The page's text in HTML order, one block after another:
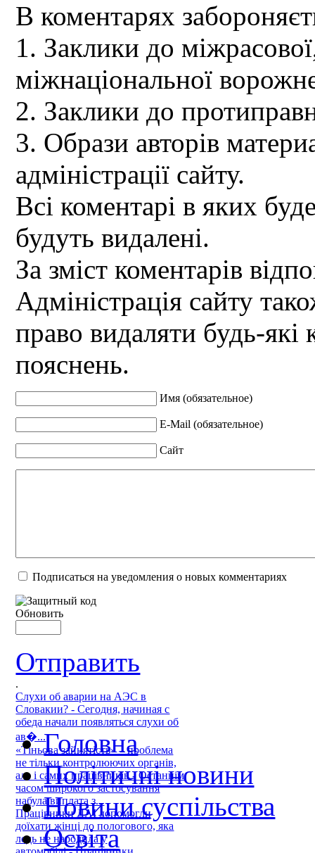
В коментарях
1. Заклики до
міжнаціональної
2. Заклики до
3. Образи авторів
адміністрації сайту.
Всі коментарі в яких
будуть видалені.
За зміст коментарів
Адміністрація сайту
право видаляти будь-які
пояснень.
Имя (обязательное)
E-Mail (обязательное)
Сайт
Подписаться на уведомления о новых комментариях
Обновить
Отправить
.
Слухи об аварии на АЭС в
Словакии? - Сегодня, начиная с
обеда начали появляться слухи об
ав�...
«Тіньова зайнятість» – проблема
не тільки контролюючих органів,
але і самих працівників - Останнім
часом широкого застосування
набула виплата з...
Працівники ДАІ допомогли
доїхати жінці до пологового, яка
ледь не народила у
Головна
Політичні новини
Новини суспільства
Освіта